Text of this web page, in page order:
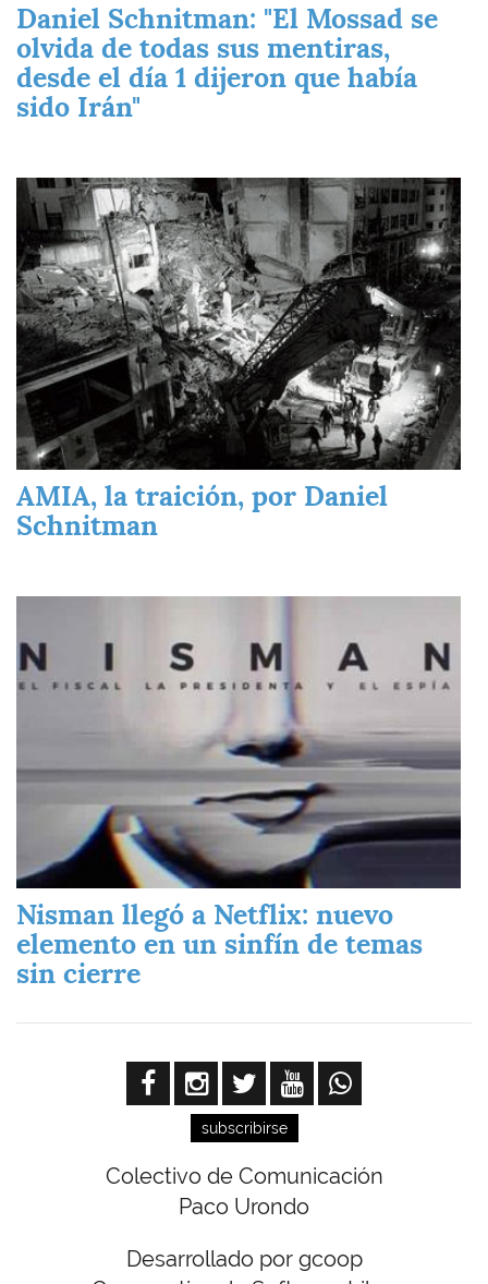
Daniel Schnitman: "El Mossad se
olvida de todas sus mentiras,
desde el día 1 dijeron que había
sido Irán"
Imagen
AMIA, la traición, por Daniel
Schnitman
Nisman llegó a Netflix: nuevo
elemento en un sinfín de temas
sin cierre
subscribirse
Colectivo de Comunicación
Paco Urondo
Desarrollado por gcoop